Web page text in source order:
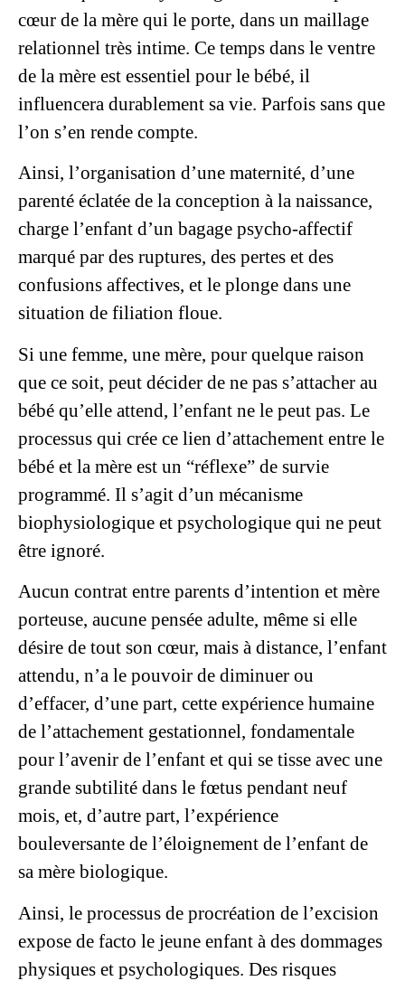
cœur de la mère qui le porte, dans un maillage
relationnel très intime. Ce temps dans le ventre
de la mère est essentiel pour le bébé, il
influencera durablement sa vie. Parfois sans que
l’on s’en rende compte.
Ainsi, l’organisation d’une maternité, d’une
parenté éclatée de la conception à la naissance,
charge l’enfant d’un bagage psycho-affectif
marqué par des ruptures, des pertes et des
confusions affectives, et le plonge dans une
situation de filiation floue.
Si une femme, une mère, pour quelque raison
que ce soit, peut décider de ne pas s’attacher au
bébé qu’elle attend, l’enfant ne le peut pas. Le
processus qui crée ce lien d’attachement entre le
bébé et la mère est un “réflexe” de survie
programmé. Il s’agit d’un mécanisme
biophysiologique et psychologique qui ne peut
être ignoré.
Aucun contrat entre parents d’intention et mère
porteuse, aucune pensée adulte, même si elle
désire de tout son cœur, mais à distance, l’enfant
attendu, n’a le pouvoir de diminuer ou
d’effacer, d’une part, cette expérience humaine
de l’attachement gestationnel, fondamentale
pour l’avenir de l’enfant et qui se tisse avec une
grande subtilité dans le fœtus pendant neuf
mois, et, d’autre part, l’expérience
bouleversante de l’éloignement de l’enfant de
sa mère biologique.
Ainsi, le processus de procréation de l’excision
expose de facto le jeune enfant à des dommages
physiques et psychologiques. Des risques